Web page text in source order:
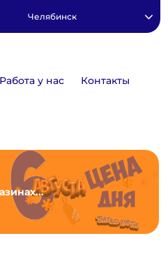
Челябинск
Работа у нас Контакты